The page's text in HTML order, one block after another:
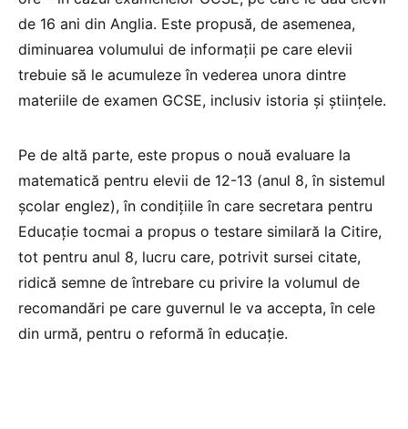
de 16 ani din Anglia. Este propusă, de asemenea,
diminuarea volumului de informații pe care elevii
trebuie să le acumuleze în vederea unora dintre
materiile de examen GCSE, inclusiv istoria și științele.
Pe de altă parte, este propus o nouă evaluare la
matematică pentru elevii de 12-13 (anul 8, în sistemul
școlar englez), în condițiile în care secretara pentru
Educație tocmai a propus o testare similară la Citire,
tot pentru anul 8, lucru care, potrivit sursei citate,
ridică semne de întrebare cu privire la volumul de
recomandări pe care guvernul le va accepta, în cele
din urmă, pentru o reformă în educație.